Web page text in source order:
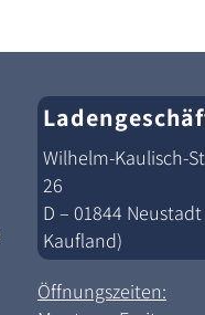
Wilhelm-Kaulisch-
26
D – 01844
Kaufland)
Öffnungszeiten: